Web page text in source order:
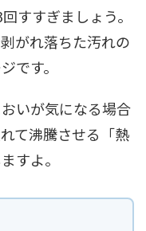
すすぎましょう。
がれ落ちた汚れの
です。
いが気になる場合
て沸騰させる「熱
すよ。